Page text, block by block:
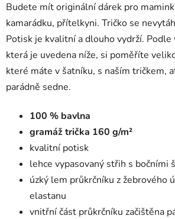
Budete mít originální dárek pro
kamarádku, přítelkyni. Tričko se
Potisk je kvalitní a dlouho vydrží.
která je uvedena níže, si poměříte
které máte v šatníku, s naším tričkem,
parádně sedne.
100 % bavlna
gramáž trička 160 g/m²
kvalitní potisk
lehce vypasovaný střih s bočními
úzký lem průkrčníku z žebrového
elastanu
vnitřní část průkrčníku začištěna